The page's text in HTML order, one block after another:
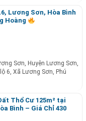
Lương Sơn, Hòa Bình
Hoàng
Sơn, Huyện Lương Sơn,
6, Xã Lương Sơn, Phú
Thổ Cư 125m² tại
Bình – Giá Chỉ 430